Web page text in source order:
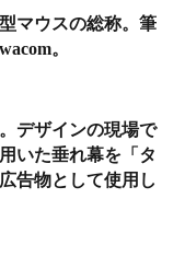
マウスの総称。筆
。
デザインの現場で
いた垂れ幕を「タ
告物として使用し